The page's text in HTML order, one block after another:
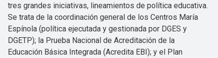
tres grandes iniciativas, lineamientos de política educativa.
Se trata de la coordinación general de los Centros María
Espínola (política ejecutada y gestionada por DGES y
DGETP); la Prueba Nacional de Acreditación de la
Educación Básica Integrada (Acredita EBI); y el Plan